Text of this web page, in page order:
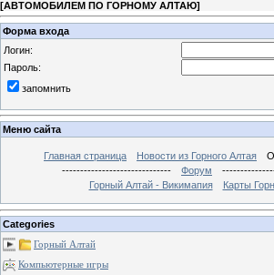
[АВТОМОБИЛЕМ ПО ГОРНОМУ АЛТАЮ]
Форма входа
Логин:
Пароль:
запомнить
Меню сайта
Главная страница Новости из Горного Алтая О
------------------------------
Форум
Горный Алтай - Викимапия
Карты
Categories
Горный Алтай
Компьютерные игры